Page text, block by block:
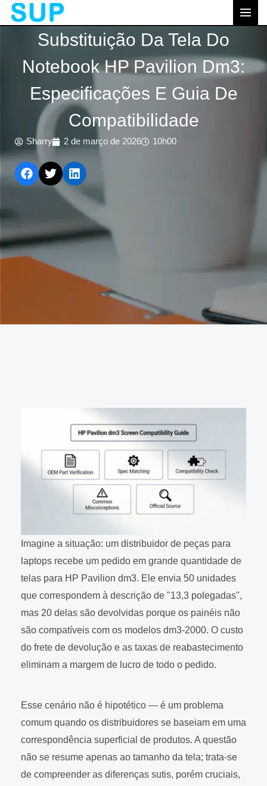
至
Substituição Da Tela Do
Notebook HP Pavilion Dm3:
Especificações E Guia De
Compatibilidade
Sharry 2 de março de 2026 10h00
Imagine a situação: um distribuidor de peças para
laptops recebe um pedido em grande quantidade de
telas para HP Pavilion dm3. Ele envia 50 unidades
que correspondem à descrição de "13,3 polegadas",
mas 20 delas são devolvidas porque os painéis não
são compatíveis com os modelos dm3-2000. O custo
do frete de devolução e as taxas de reabastecimento
eliminam a margem de lucro de todo o pedido.
Esse cenário não é hipotético — é um problema
comum quando os distribuidores se baseiam em uma
correspondência superficial de produtos. A questão
não se resume apenas ao tamanho da tela; trata-se
de compreender as diferenças sutis, porém cruciais,